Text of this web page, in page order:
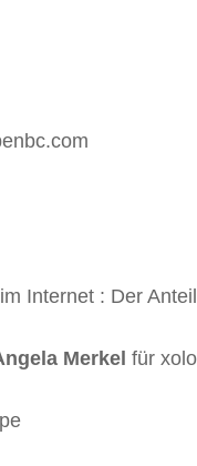
Internet : Der
Merkel für